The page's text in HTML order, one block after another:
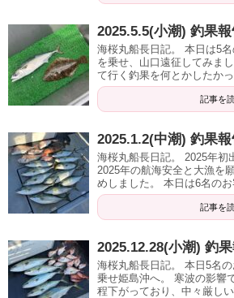
2025.5.5(小潮) 釣果
海桜丸船長日記。 本日は5
を乗せ、山口遠征してみま
て行く釣果を何とかしたか
記事を
2025.1.2(中潮) 釣果
海桜丸船長日記。 2025年初
2025年の航海安全と大漁を
めしました。 本日は6名の
記事を
2025.12.28(小潮) 釣
海桜丸船長日記。 本日5名
乗せ姫島沖へ。 寒波の影響
程下がっており、中々厳し